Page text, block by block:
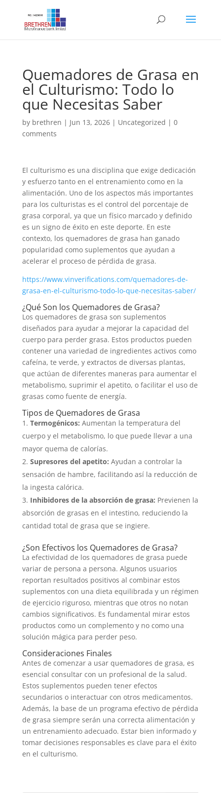
Quemadores de Grasa en
el Culturismo: Todo lo
que Necesitas Saber
by brethren | Jun 13, 2026| Uncategorized | 0
comments
El culturismo es una disciplina que exige dedicación
y esfuerzo tanto en el entrenamiento como en la
alimentación. Uno de los aspectos más importantes
para los culturistas es el control del porcentaje de
grasa corporal, ya que un físico marcado y definido
es un signo de éxito en este deporte. En este
contexto, los quemadores de grasa han ganado
popularidad como suplementos que ayudan a
acelerar el proceso de pérdida de grasa.
https://www.vinverifications.com/quemadores-de-
grasa-en-el-culturismo-todo-lo-que-necesitas-saber/
¿Qué Son los Quemadores de Grasa?
Los quemadores de grasa son suplementos
diseñados para ayudar a mejorar la capacidad del
cuerpo para perder grasa. Estos productos pueden
contener una variedad de ingredientes activos como
cafeína, te verde, y extractos de diversas plantas,
que actúan de diferentes maneras para aumentar el
metabolismo, suprimir el apetito, o facilitar el uso de
grasas como fuente de energía.
Tipos de Quemadores de Grasa
Termogénicos: Aumentan la temperatura del
cuerpo y el metabolismo, lo que puede llevar a una
mayor quema de calorías.
Supresores del apetito: Ayudan a controlar la
sensación de hambre, facilitando así la reducción de
la ingesta calórica.
Inhibidores de la absorción de grasa: Previenen la
absorción de grasas en el intestino, reduciendo la
cantidad total de grasa que se ingiere.
¿Son Efectivos los Quemadores de Grasa?
La efectividad de los quemadores de grasa puede
variar de persona a persona. Algunos usuarios
reportan resultados positivos al combinar estos
suplementos con una dieta equilibrada y un régimen
de ejercicio riguroso, mientras que otros no notan
cambios significativos. Es fundamental mirar estos
productos como un complemento y no como una
solución mágica para perder peso.
Consideraciones Finales
Antes de comenzar a usar quemadores de grasa, es
esencial consultar con un profesional de la salud.
Estos suplementos pueden tener efectos
secundarios o interactuar con otros medicamentos.
Además, la base de un programa efectivo de pérdida
de grasa siempre serán una correcta alimentación y
un entrenamiento adecuado. Estar bien informado y
tomar decisiones responsables es clave para el éxito
en el culturismo.